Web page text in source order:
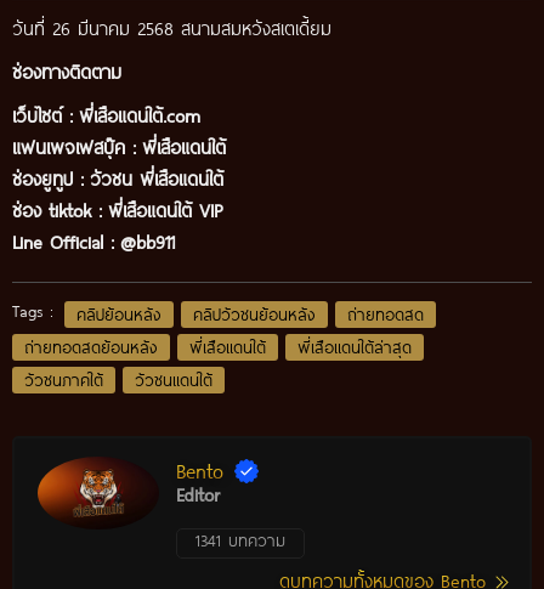
วันที่ 26 มีนาคม 2568 สนามสมหวังสเตเดี้ยม
ช่องทางติดตาม
เว็บไซต์ : พี่เสือแดนใต้.com
แฟนเพจเฟสบุ๊ค : พี่เสือแดนใต้
ช่องยูทูป : วัวชน พี่เสือแดนใต้
ช่อง tiktok : พี่เสือแดนใต้ VIP
Line Official : @bb911
Tags : คลิปย้อนหลัง คลิปวัวชนย้อนหลัง
ถ่ายทอดสด
ถ่ายทอดสดย้อนหลัง
พี่เสือแดนใต้
พี่เสือแดนใต้ล่าสุด
วัวชนภาคใต้
วัวชนแดนใต้
Bento
Editor
1341 บทความ
ดูบทความทั้งหมดของ Bento